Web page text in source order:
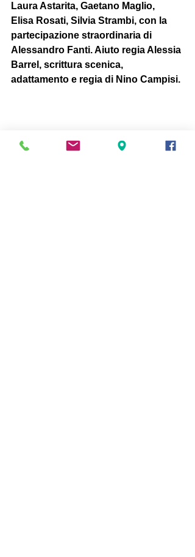
Laura Astarita, Gaetano Maglio,
Elisa Rosati, Silvia Strambi, con la
partecipazione straordinaria di
Alessandro Fanti. Aiuto regia Alessia
Barrel, scrittura scenica,
adattamento e regia di Nino Campisi.
Scuola di Teatro